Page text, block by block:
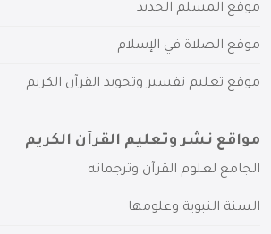
موقع المسلم الجديد
موقع الصلاة في الإسلام
موقع تعليم تفسير وتجويد القرآن الكريم
مواقع نشر وتعليم القرآن الكريم
الجامع لعلوم القرآن وترجماته
السنة النبوية وعلومها